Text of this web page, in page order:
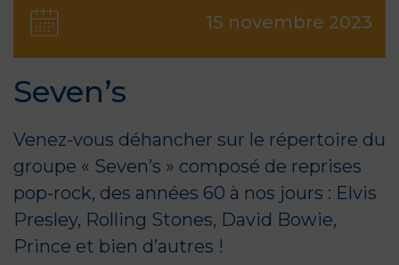
15 novembre 2023
Seven’s
Venez-vous déhancher sur le répertoire du
groupe « Seven’s » composé de reprises
pop-rock, des années 60 à nos jours : Elvis
Presley, Rolling Stones, David Bowie,
Prince et bien d’autres !